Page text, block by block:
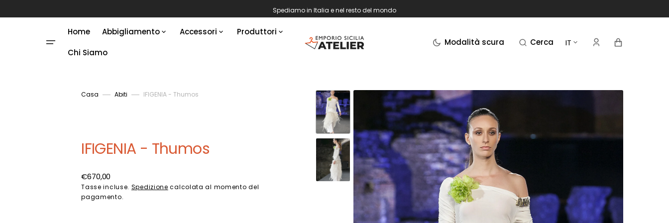
Spediamo in Italia e nel resto del mondo
Home
Abbigliamento
Giacche
Abbigliamento Uomo
Accessori
Bracciali
Orecchini
Produttori
Briuccia Sicilian Style
Chi Siamo
Modalità scura Cerca IT Carrello
Casa Abiti IFIGENIA - Thumos
IFIGENIA - Thumos
Prezzo
di
listino
€670,00
Tasse incluse. Spedizione calcolata al momento del
pagamento.